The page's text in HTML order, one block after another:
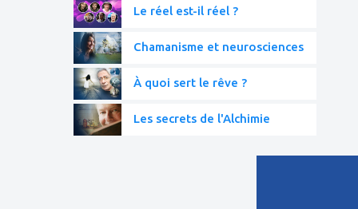
Le réel est-il réel ?
Chamanisme et neurosciences
À quoi sert le rêve ?
Les secrets de l'Alchimie